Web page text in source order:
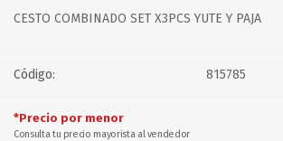
CESTO COMBINADO SET X3PCS YUTE Y PAJA
Código: 815785
*Precio por menor
Consulta tu precio mayorista al vendedor